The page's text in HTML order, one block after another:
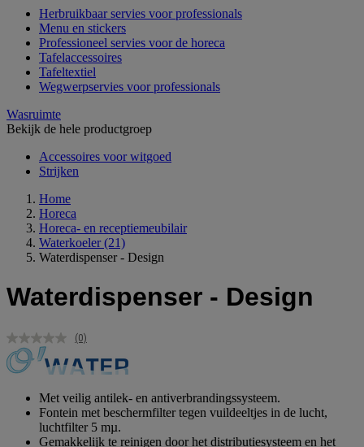
Herbruikbaar servies voor professionals
Menu en stickers
Professioneel servies voor de horeca
Tafelaccessoires
Tafeltextiel
Wegwerpservies voor professionals
Wasruimte
Bekijk de hele productgroep
Accessoires voor witgoed
Strijken
Home
Horeca
Horeca- en receptiemeubilair
Waterkoeler (21)
Waterdispenser - Design
Waterdispenser - Design
Geen
scorewaarde.
Dezelfde
(0)
Met veilig antilek- en antiverbrandingssysteem.
Fontein met beschermfilter tegen vuildeeltjes in de lucht,
luchtfilter 5 mµ.
Gemakkelijk te reinigen door het distributiesysteem en het